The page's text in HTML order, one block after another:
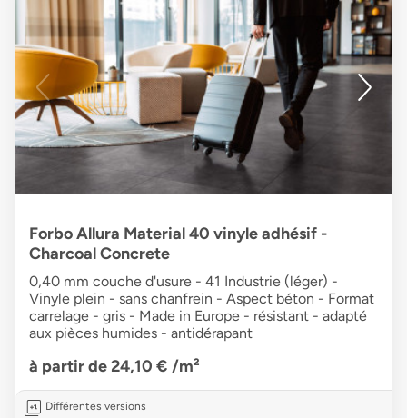
Forbo Allura Material 40 vinyle adhésif -
Charcoal Concrete
0,40 mm couche d'usure - 41 Industrie (léger) -
Vinyle plein - sans chanfrein - Aspect béton - Format
carrelage - gris - Made in Europe - résistant - adapté
aux pièces humides - antidérapant
à partir de 24,10 € /m²
Différentes versions